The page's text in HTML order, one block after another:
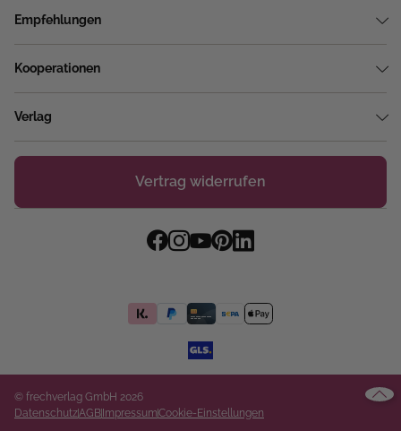
Empfehlungen
Kooperationen
Verlag
Vertrag widerrufen
© frechverlag GmbH 2026
DatenschutzAGB ImpressumCookie-Einstellungen